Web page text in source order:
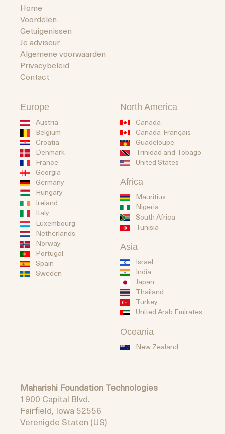
Home
Voordelen
Getuigenissen
Je adviseur
Algemene voorwaarden
Privacybeleid
Contact
Europe
Austria
Belgium
Croatia
Denmark
France
Georgia
Germany
Hungary
Ireland
Italy
Luxembourg
Netherlands
Norway
Portugal
Spain
Sweden
North America
Canada
Canada-Français
Guadeloupe
Trinidad and Tobago
United States
Africa
Mauritius
Nigeria
South Africa
Tunisia
Asia
Israel
India
Japan
Thailand
Turkey
United Arab Emirates
Oceania
New Zealand
Maharishi Foundation Technologies
1900 Capital Blvd.
Fairfield, Iowa 52556
Verenigde Staten (US)